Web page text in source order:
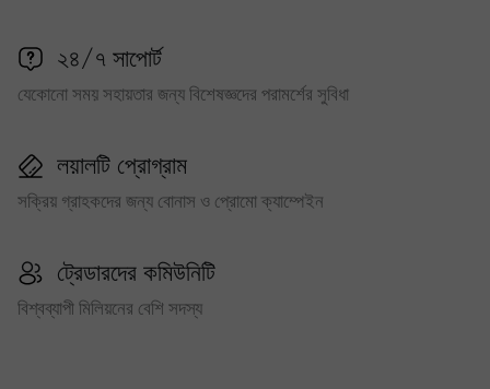
২৪/৭ সাপোর্ট
যেকোনো সময় সহায়তার জন্য বিশেষজ্ঞদের পরামর্শের সুবিধা
লয়ালটি প্রোগ্রাম
সক্রিয় গ্রাহকদের জন্য বোনাস ও প্রোমো ক্যাম্পেইন
ট্রেডারদের কমিউনিটি
বিশ্বব্যাপী মিলিয়নের বেশি সদস্য